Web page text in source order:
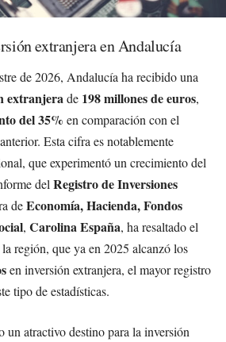
extranjera en Andalucía
de 2026, Andalucía ha recibido una
extranjerade 198 millones de euros,
del 35% en comparación con el
Esta cifra es notablemente
que experimentó un crecimiento del
del Registro de Inversiones
deEconomía, Hacienda, Fondos
, Carolina España, ha resaltado el
región, que ya en 2025 alcanzó los
en inversión extranjera, el mayor registro
tipo de estadísticas.
un atractivo destino para la inversión